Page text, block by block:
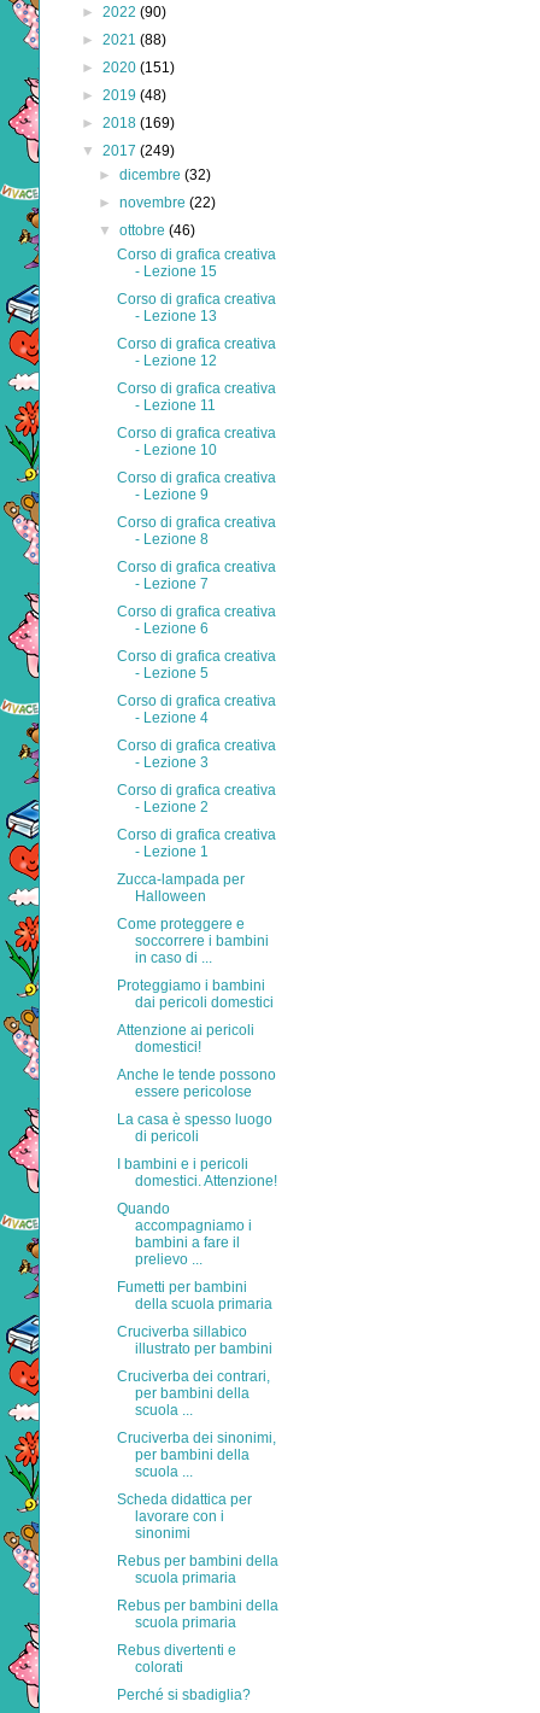
► 2022 (90)
► 2021 (88)
► 2020 (151)
► 2019 (48)
► 2018 (169)
▼ 2017 (249)
►dicembre(32)
►novembre(22)
▼ottobre(46)
Corso di grafica creativa
- Lezione 15
Corso di grafica creativa
- Lezione 13
Corso di grafica creativa
- Lezione 12
Corso di grafica creativa
- Lezione 11
Corso di grafica creativa
- Lezione 10
Corso di grafica creativa
- Lezione 9
Corso di grafica creativa
- Lezione 8
Corso di grafica creativa
- Lezione 7
Corso di grafica creativa
- Lezione 6
Corso di grafica creativa
- Lezione 5
Corso di grafica creativa
- Lezione 4
Corso di grafica creativa
- Lezione 3
Corso di grafica creativa
- Lezione 2
Corso di grafica creativa
- Lezione 1
Zucca-lampada per
Halloween
Come proteggere e
soccorrere i bambini
in caso di ...
Proteggiamo i bambini
dai pericoli domestici
Attenzione ai pericoli
domestici!
Anche le tende possono
essere pericolose
La casa è spesso luogo
di pericoli
I bambini e i pericoli
domestici. Attenzione!
Quando
accompagniamo i
bambini a fare il
prelievo ...
Fumetti per bambini
della scuola primaria
Cruciverba sillabico
illustrato per bambini
Cruciverba dei contrari,
per bambini della
scuola ...
Cruciverba dei sinonimi,
per bambini della
scuola ...
Scheda didattica per
lavorare con i
sinonimi
Rebus per bambini della
scuola primaria
Rebus per bambini della
scuola primaria
Rebus divertenti e
colorati
Perché si sbadiglia?